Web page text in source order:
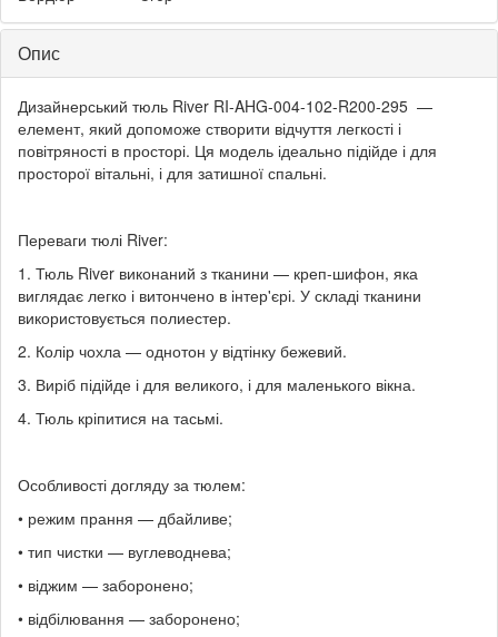
Опис
Дизайнерський тюль River RI-AHG-004-102-R200-295 —
елемент, який допоможе створити відчуття легкості і
повітряності в просторі. Ця модель ідеально підійде і для
просторої вітальні, і для затишної спальні.
Переваги тюлі River:
1. Тюль River виконаний з тканини — креп-шифон, яка
виглядає легко і витончено в інтер'єрі. У складі тканини
використовується полиестер.
2. Колір чохла — однотон у відтінку бежевий.
3. Виріб підійде і для великого, і для маленького вікна.
4. Тюль кріпитися на тасьмі.
Особливості догляду за тюлем:
• режим прання — дбайливе;
• тип чистки — вуглеводнева;
• віджим — заборонено;
• відбілювання — заборонено;